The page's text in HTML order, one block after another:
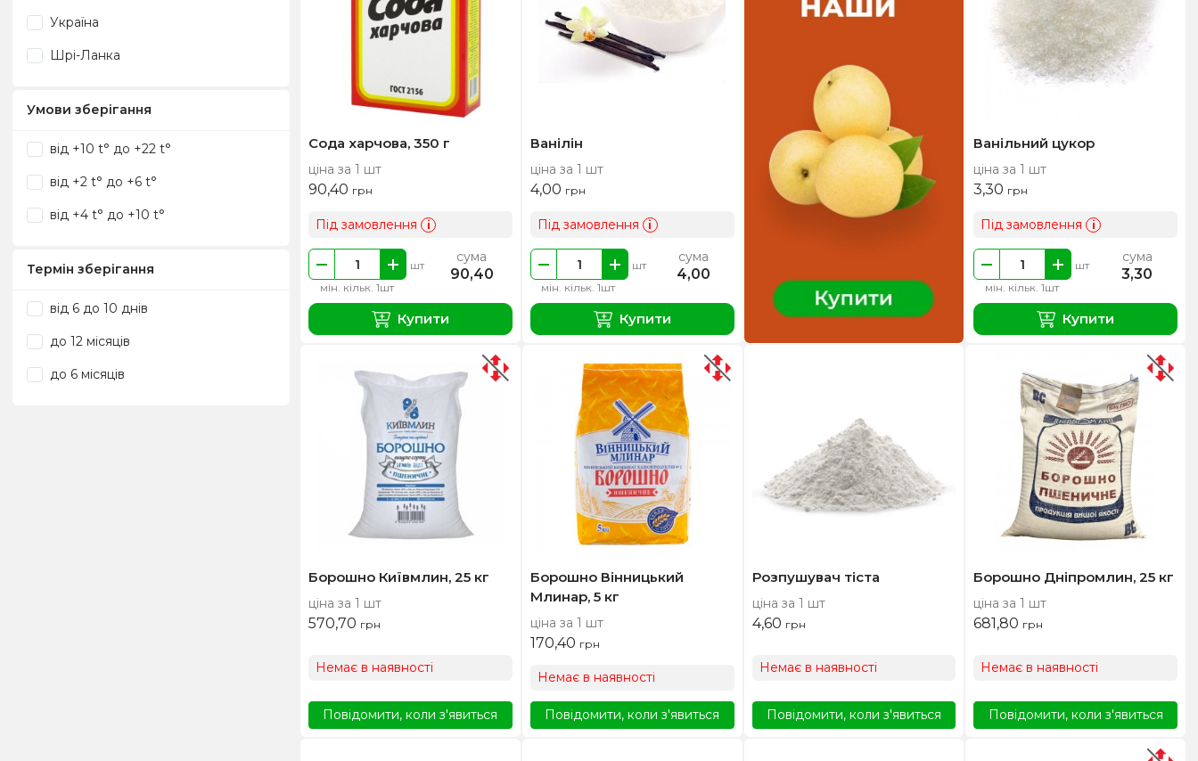
Україна
Шрі-Ланка
Умови зберігання
від +10 t° до +22 t°
від +2 t° до +6 t°
від +4 t° до +10 t°
Термін зберігання
від 6 до 10 днів
до 12 місяців
до 6 місяців
Сода харчова, 350 г
ціна за 1 шт
90,40 грн
Під замовлення i
мін. кільк. 1шт
шт сума
90,40
Купити
Ванілін
ціна за 1 шт
4,00 грн
Під замовлення i
мін. кільк. 1шт
шт сума
4,00
Купити
Ванільний цукор
ціна за 1 шт
3,30 грн
Під замовлення i
мін. кільк. 1шт
шт сума
3,30
Купити
Борошно Київмлин, 25 кг
ціна за 1 шт
570,70 грн
Немає в наявності
Повідомити, коли з'явиться
Борошно Вінницький
Млинар, 5 кг
ціна за 1 шт
170,40 грн
Немає в наявності
Повідомити, коли з'явиться
Розпушувач тіста
ціна за 1 шт
4,60 грн
Немає в наявності
Повідомити, коли з'явиться
Борошно Дніпромлин, 25 кг
ціна за 1 шт
681,80 грн
Немає в наявності
Повідомити, коли з'явиться